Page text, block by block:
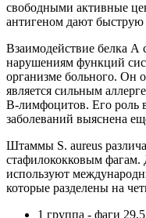
свободными активные
антигеном дают
Взаимодействие белка А
нарушениям функций
организме больного. Он
является сильным
В-лимфоцитов. Его роль
заболеваний выяснена
Штаммы S. aureus
стафилококковым фагам.
используют
которые разделены на
1 группа - фаги